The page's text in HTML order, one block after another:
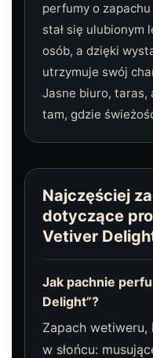
perfumy o zapachu
stał się ulubionym
osób, a dzięki
utrzymuje swój
Jasne biuro, taras,
tam, gdzie
Najczęściej
dotyczące
Vetiver
Jak pachnie
Delight”?
Zapach
w słońcu: